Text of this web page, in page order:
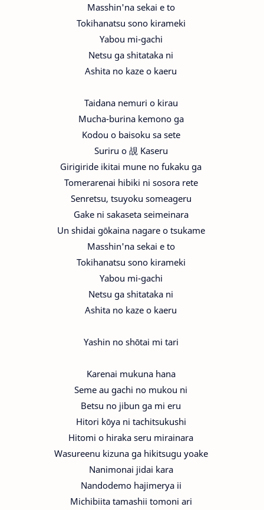
Masshin'na sekai e to
Tokihanatsu sono kirameki
Yabou mi-gachi
Netsu ga shitataka ni
Ashita no kaze o kaeru
Taidana nemuri o kirau
Mucha-burina kemono ga
Kodou o baisoku sa sete
Suriru o 覘 Kaseru
Girigiride ikitai mune no fukaku ga
Tomerarenai hibiki ni sosora rete
Senretsu, tsuyoku someageru
Gake ni sakaseta seimeinara
Un shidai gōkaina nagare o tsukame
Masshin'na sekai e to
Tokihanatsu sono kirameki
Yabou mi-gachi
Netsu ga shitataka ni
Ashita no kaze o kaeru
Yashin no shōtai mi tari
Karenai mukuna hana
Seme au gachi no mukou ni
Betsu no jibun ga mi eru
Hitori kōya ni tachitsukushi
Hitomi o hiraka seru mirainara
Wasureenu kizuna ga hikitsugu yoake
Nanimonai jidai kara
Nandodemo hajimerya ii
Michibiita tamashii tomoni ari